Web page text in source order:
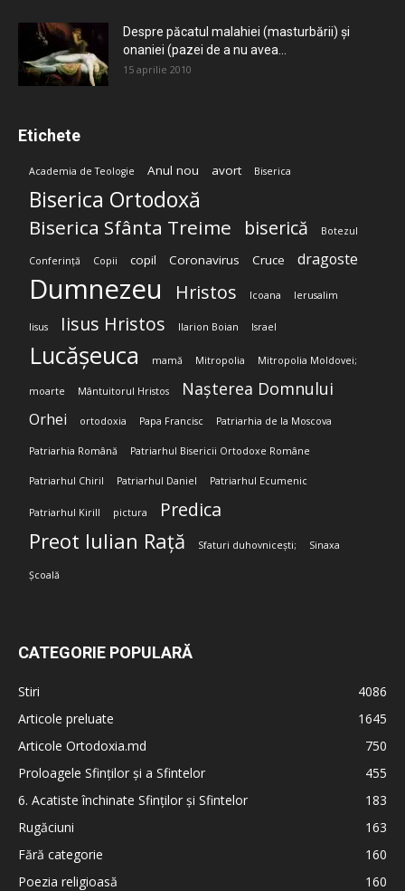
Despre păcatul malahiei (masturbării) şi
onaniei (pazei de a nu avea...
15 aprilie 2010
Etichete
Academia de Teologie Anul nou avort Biserica
Biserica Ortodoxă
Biserica Sfânta Treime biserică Botezul
Conferință Copii copil Coronavirus Cruce dragoste
Dumnezeu Hristos Icoana Ierusalim
Iisus Iisus Hristos Ilarion Boian Israel
Lucășeuca mamă Mitropolia Mitropolia Moldovei;
moarte Mântuitorul Hristos Nașterea Domnului
Orhei ortodoxia Papa Francisc Patriarhia de la Moscova
Patriarhia Română Patriarhul Bisericii Ortodoxe Române
Patriarhul Chiril Patriarhul Daniel Patriarhul Ecumenic
Patriarhul Kirill pictura Predica
Preot Iulian Rață Sfaturi duhovnicești; Sinaxa
Școală
CATEGORIE POPULARĂ
Stiri
4086
Articole preluate
1645
Articole Ortodoxia.md
750
Proloagele Sfinților și a Sfintelor
455
6. Acatiste închinate Sfinților și Sfintelor
183
Rugăciuni
163
Fără categorie
160
Poezia religioasă
160